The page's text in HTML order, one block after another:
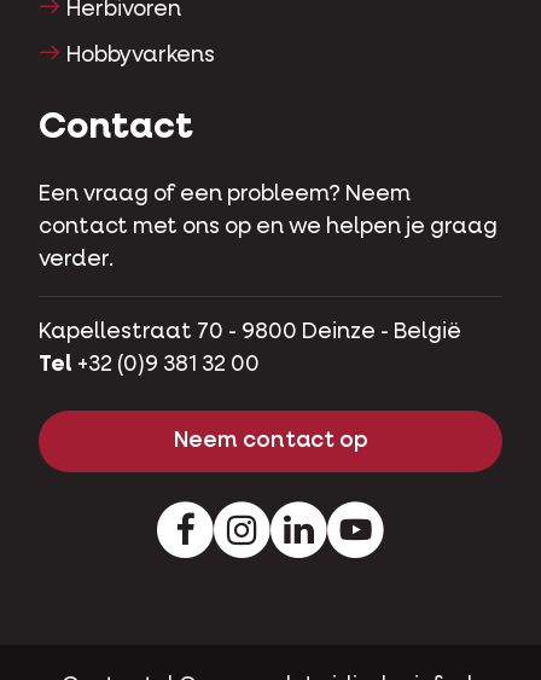
Herbivoren
Hobbyvarkens
Contact
Een vraag of een probleem? Neem
contact met ons op en we helpen je graag
verder.
Kapellestraat 70 - 9800 Deinze - België
Tel +32 (0)9 381 32 00
Neem contact op
FacebookInstagramLinkedInYoutube